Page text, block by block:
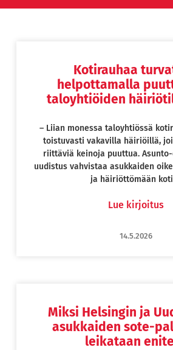
Kotirauhaa
helpottamalla
taloyhtiöiden
– Liian monessa taloyhtiössä
toistuvasti vakavilla häiriöillä,
riittäviä keinoja puuttua.
uudistus vahvistaa asukkaiden
ja häiriöttömään
Lue kirjoitus
14.5.2026
Miksi Helsingin ja
asukkaiden sote-
leikataan
PagePagePage